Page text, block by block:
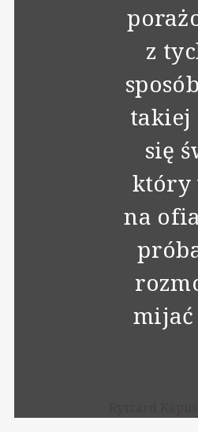
z
takiej
się
który
na
mijać